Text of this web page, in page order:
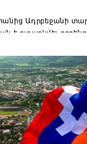
Ադրբեջանի
է ուղարկվել
17:52
խմբակցությունը
ի
և
17:04